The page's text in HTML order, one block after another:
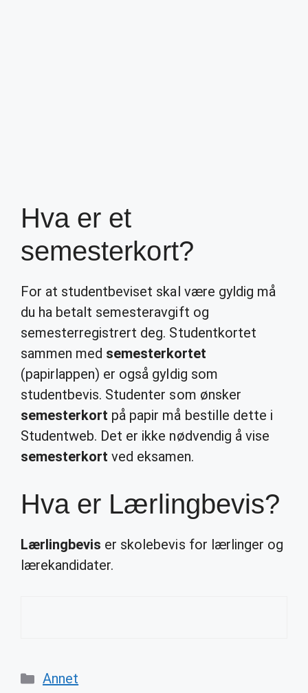
Hva er et
semesterkort?
For at studentbeviset skal være gyldig må
du ha betalt semesteravgift og
semesterregistrert deg. Studentkortet
sammen med semesterkortet
(papirlappen) er også gyldig som
studentbevis. Studenter som ønsker
semesterkort på papir må bestille dette i
Studentweb. Det er ikke nødvendig å vise
semesterkort ved eksamen.
Hva er Lærlingbevis?
Lærlingbevis er skolebevis for lærlinger og
lærekandidater.
Categories
Annet